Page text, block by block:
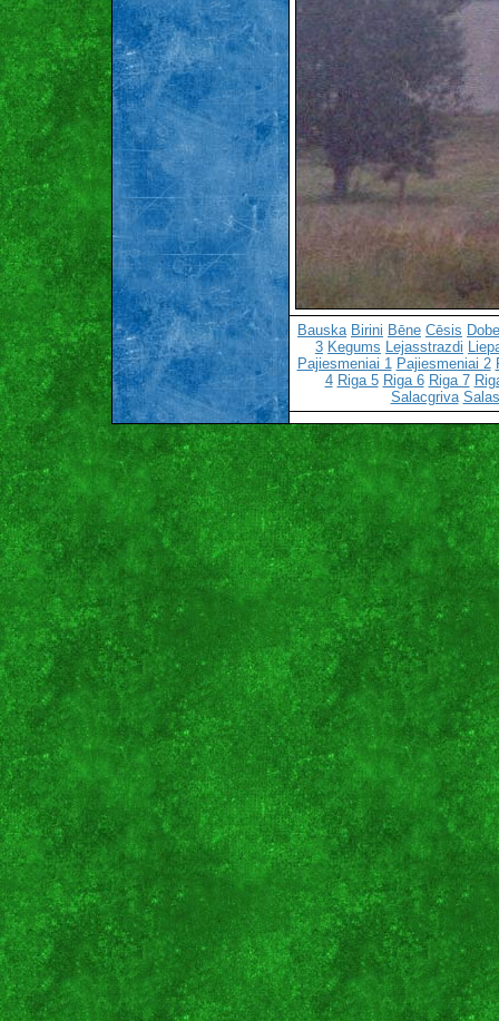
Bauska Birini Bēne Cēsis
3 Kegums Lejasstrazdi
Pajiesmeniai 1 Pajiesmeniai 2
4 Riga 5 Riga 6 Riga 7
Salacgriva